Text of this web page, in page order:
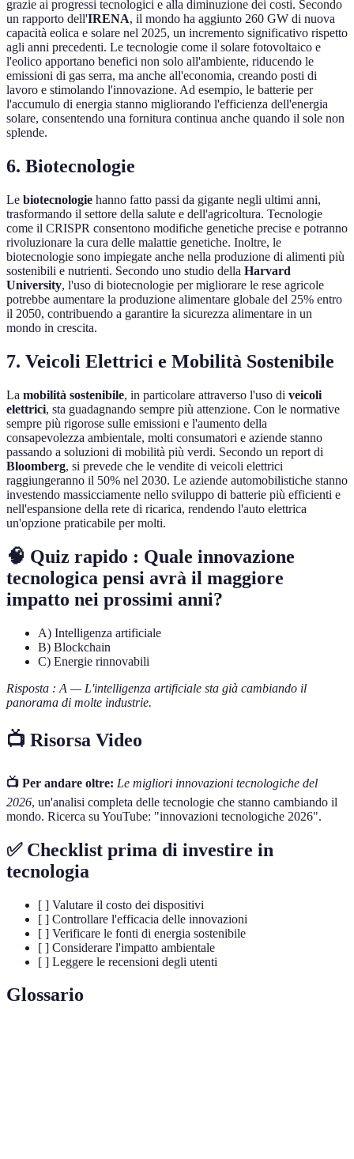
grazie ai progressi tecnologici e alla diminuzione dei costi. Secondo
un rapporto dell'IRENA, il mondo ha aggiunto 260 GW di nuova
capacità eolica e solare nel 2025, un incremento significativo rispetto
agli anni precedenti. Le tecnologie come il solare fotovoltaico e
l'eolico apportano benefici non solo all'ambiente, riducendo le
emissioni di gas serra, ma anche all'economia, creando posti di
lavoro e stimolando l'innovazione. Ad esempio, le batterie per
l'accumulo di energia stanno migliorando l'efficienza dell'energia
solare, consentendo una fornitura continua anche quando il sole non
splende.
6. Biotecnologie
Le biotecnologie hanno fatto passi da gigante negli ultimi anni,
trasformando il settore della salute e dell'agricoltura. Tecnologie
come il CRISPR consentono modifiche genetiche precise e potranno
rivoluzionare la cura delle malattie genetiche. Inoltre, le
biotecnologie sono impiegate anche nella produzione di alimenti più
sostenibili e nutrienti. Secondo uno studio della Harvard
University, l'uso di biotecnologie per migliorare le rese agricole
potrebbe aumentare la produzione alimentare globale del 25% entro
il 2050, contribuendo a garantire la sicurezza alimentare in un
mondo in crescita.
7. Veicoli Elettrici e Mobilità Sostenibile
La mobilità sostenibile, in particolare attraverso l'uso di veicoli
elettrici, sta guadagnando sempre più attenzione. Con le normative
sempre più rigorose sulle emissioni e l'aumento della
consapevolezza ambientale, molti consumatori e aziende stanno
passando a soluzioni di mobilità più verdi. Secondo un report di
Bloomberg, si prevede che le vendite di veicoli elettrici
raggiungeranno il 50% nel 2030. Le aziende automobilistiche stanno
investendo massicciamente nello sviluppo di batterie più efficienti e
nell'espansione della rete di ricarica, rendendo l'auto elettrica
un'opzione praticabile per molti.
🧠 Quiz rapido : Quale innovazione
tecnologica pensi avrà il maggiore
impatto nei prossimi anni?
A) Intelligenza artificiale
B) Blockchain
C) Energie rinnovabili
Risposta : A — L'intelligenza artificiale sta già cambiando il
panorama di molte industrie.
📺 Risorsa Video
📺 Per andare oltre: Le migliori innovazioni tecnologiche del
2026, un'analisi completa delle tecnologie che stanno cambiando il
mondo. Ricerca su YouTube: "innovazioni tecnologiche 2026".
✅ Checklist prima di investire in
tecnologia
[ ] Valutare il costo dei dispositivi
[ ] Controllare l'efficacia delle innovazioni
[ ] Verificare le fonti di energia sostenibile
[ ] Considerare l'impatto ambientale
[ ] Leggere le recensioni degli utenti
Glossario